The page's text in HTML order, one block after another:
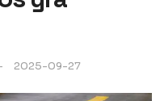
2025-09-27